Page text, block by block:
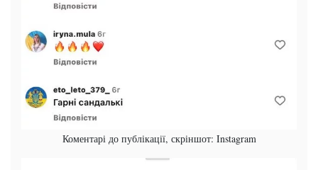
Коментарі до публікації, скріншот: Instagram